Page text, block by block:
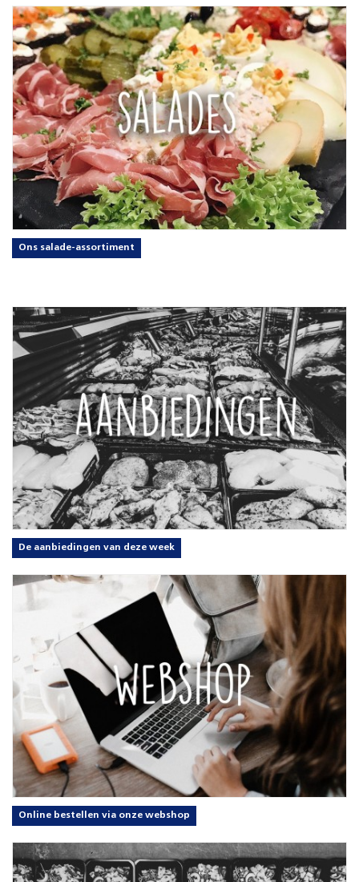
Ons salade-assortiment
De aanbiedingen van deze week
Online bestellen via onze webshop